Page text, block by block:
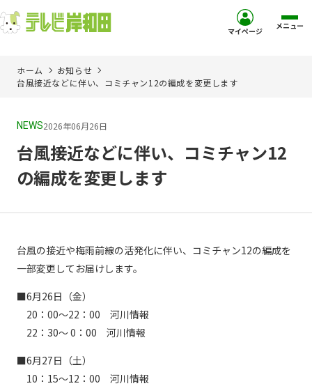
ホーム
サービス
お客様サポート
ご加入を検討中の方
現在ご利用中の方
お問い合わせ
マイページ メニュー
ホーム
お知らせ
台風接近などに伴い、コミチャン12の編成を変更します
NEWS2026年06月26日
台風接近などに伴い、コミチャン12
の編成を変更します
台風の接近や梅雨前線の活発化に伴い、コミチャン12の編成を
一部変更してお届けします。
■6月26日（金）
20：00～22：00 河川情報
22：30～ 0：00 河川情報
■6月27日（土）
10：15～12：00 河川情報